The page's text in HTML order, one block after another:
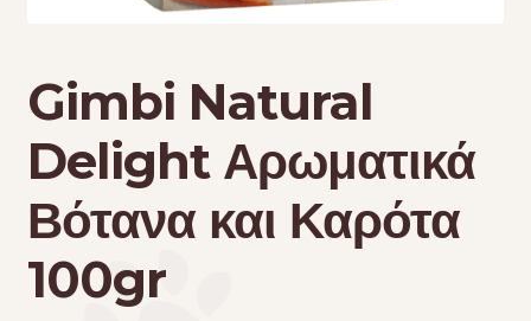
Gimbi Natural
Delight Αρωματικά
Βότανα και Καρότα
100gr